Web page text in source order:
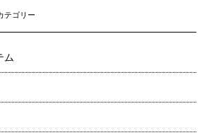
テゴリー
ム